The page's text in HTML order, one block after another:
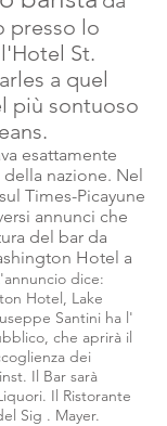
presso lo
St.
a quel
più sontuoso
esattamente
della nazione. Nel
Times-Picayune
annunci che
del bar da
Hotel a
dice:
Hotel, Lake
Santini ha l'
che aprirà il
dei
Il Bar sarà
Il Ristorante
Sig . Mayer.